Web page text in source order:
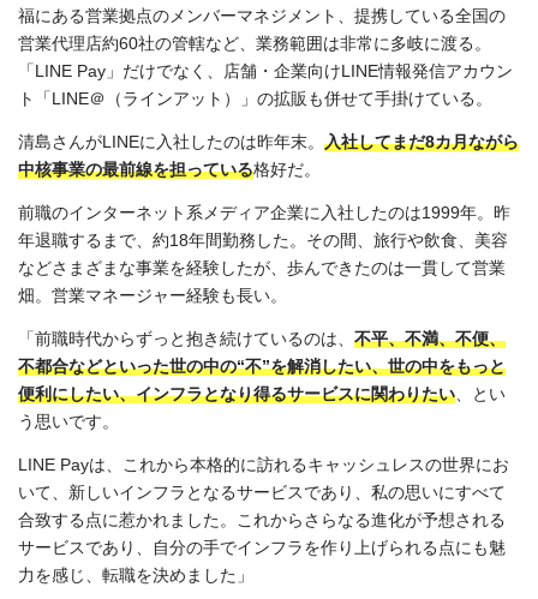
福にある営業拠点のメンバーマネジメント、提携している全国の
営業代理店約60社の管轄など、業務範囲は非常に多岐に渡る。
「LINE Pay」だけでなく、店舗・企業向けLINE情報発信アカウン
ト「LINE＠（ラインアット）」の拡販も併せて手掛けている。
清島さんがLINEに入社したのは昨年末。 入社してまだ8カ月ながら
中核事業の最前線を担っている格好だ。
前職のインターネット系メディア企業に入社したのは1999年。昨
年退職するまで、約18年間勤務した。その間、旅行や飲食、美容
などさまざまな事業を経験したが、歩んできたのは一貫して営業
畑。営業マネージャー経験も長い。
「前職時代からずっと抱き続けているのは、 不平、不満、不便、
不都合などといった世の中の“不”を解消したい、世の中をもっと
便利にしたい、インフラとなり得るサービスに関わりたい、とい
う思いです。
LINE Payは、これから本格的に訪れるキャッシュレスの世界にお
いて、新しいインフラとなるサービスであり、私の思いにすべて
合致する点に惹かれました。これからさらなる進化が予想される
サービスであり、自分の手でインフラを作り上げられる点にも魅
力を感じ、転職を決めました」